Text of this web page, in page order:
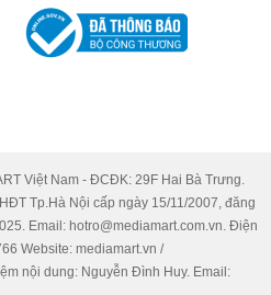
Việt Nam - ĐCĐK: 29F Hai Bà Trưng.
Tp.Hà Nội cấp ngày 15/11/2007, đăng
Email: hotro@mediamart.com.vn. Điện
Website: mediamart.vn /
nội dung: Nguyễn Đình Huy. Email: